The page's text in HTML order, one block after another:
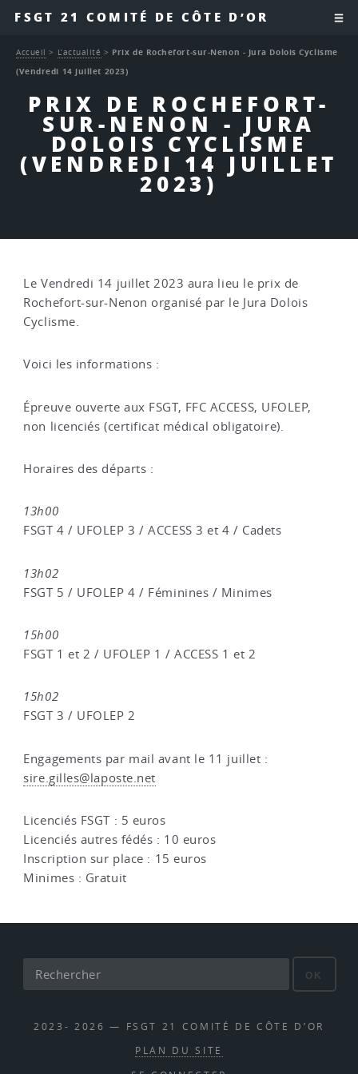
FSGT 21 COMITÉ DE CÔTE D’OR
PRIX DE ROCHEFORT-
SUR-NENON - JURA
DOLOIS CYCLISME
(VENDREDI 14 JUILLET
2023)
Accueil > L’actualité > Prix de Rochefort-sur-Nenon - Jura Dolois Cyclisme
(Vendredi 14 juillet 2023)
Le Vendredi 14 juillet 2023 aura lieu le prix de
Rochefort-sur-Nenon organisé par le Jura Dolois
Cyclisme.
Voici les informations :
Épreuve ouverte aux FSGT, FFC ACCESS, UFOLEP,
non licenciés (certificat médical obligatoire).
Horaires des départs :
13h00
FSGT 4 / UFOLEP 3 / ACCESS 3 et 4 / Cadets
13h02
FSGT 5 / UFOLEP 4 / Féminines / Minimes
15h00
FSGT 1 et 2 / UFOLEP 1 / ACCESS 1 et 2
15h02
FSGT 3 / UFOLEP 2
Engagements par mail avant le 11 juillet :
sire.gilles@laposte.net
Licenciés FSGT : 5 euros
Licenciés autres fédés : 10 euros
Inscription sur place : 15 euros
Minimes : Gratuit
OK
2023- 2026 — FSGT 21 COMITÉ DE CÔTE D’OR
PLAN DU SITE